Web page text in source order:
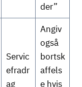
der”
Servic
efradr
ag
Angiv
også
bortsk
affels
e hvis